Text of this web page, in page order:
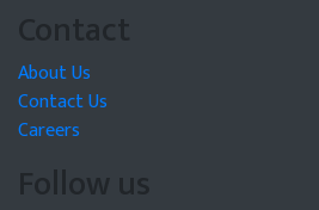
Contact
About Us
Contact Us
Careers
Follow us